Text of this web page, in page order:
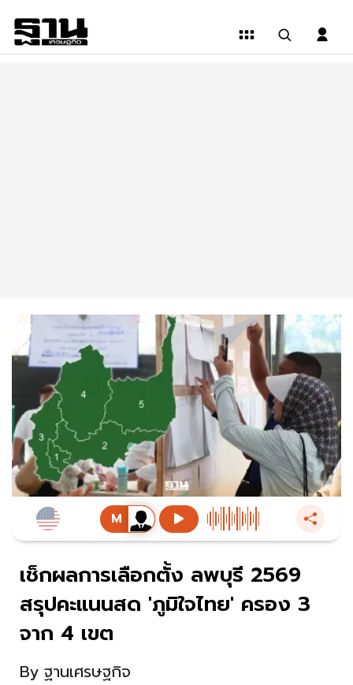
เช็กผลการเลือกตั้ง ลพบุรี 2569
สรุปคะแนนสด 'ภูมิใจไทย' ครอง 3
จาก 4 เขต
By ฐานเศรษฐกิจ